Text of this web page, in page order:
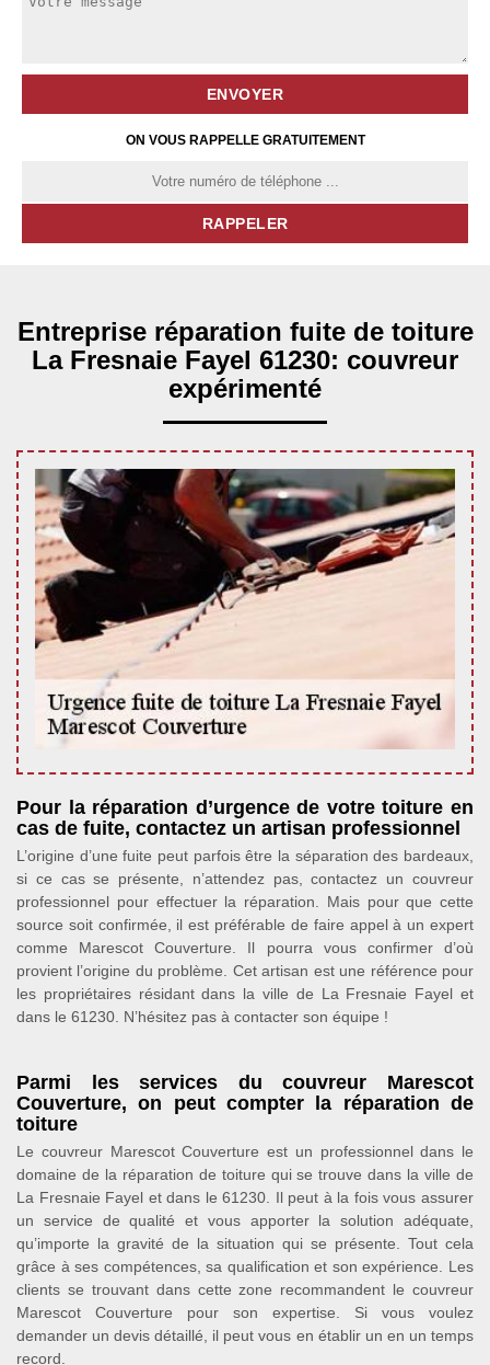
ON VOUS RAPPELLE GRATUITEMENT
Entreprise réparation fuite de toiture
La Fresnaie Fayel 61230: couvreur
expérimenté
Pour la réparation d’urgence de votre toiture en
cas de fuite, contactez un artisan professionnel
L’origine d’une fuite peut parfois être la séparation des bardeaux,
si ce cas se présente, n’attendez pas, contactez un couvreur
professionnel pour effectuer la réparation. Mais pour que cette
source soit confirmée, il est préférable de faire appel à un expert
comme Marescot Couverture. Il pourra vous confirmer d’où
provient l’origine du problème. Cet artisan est une référence pour
les propriétaires résidant dans la ville de La Fresnaie Fayel et
dans le 61230. N’hésitez pas à contacter son équipe !
Parmi les services du couvreur Marescot
Couverture, on peut compter la réparation de
toiture
Le couvreur Marescot Couverture est un professionnel dans le
domaine de la réparation de toiture qui se trouve dans la ville de
La Fresnaie Fayel et dans le 61230. Il peut à la fois vous assurer
un service de qualité et vous apporter la solution adéquate,
qu’importe la gravité de la situation qui se présente. Tout cela
grâce à ses compétences, sa qualification et son expérience. Les
clients se trouvant dans cette zone recommandent le couvreur
Marescot Couverture pour son expertise. Si vous voulez
demander un devis détaillé, il peut vous en établir un en un temps
record.